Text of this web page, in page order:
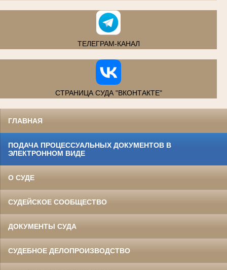
ТЕЛЕГРАМ-КАНАЛ
СТРАНИЦА СУДА "ВКОНТАКТЕ"
ГЛАВНАЯ
ПОДАЧА ПРОЦЕССУАЛЬНЫХ ДОКУМЕНТОВ В
ЭЛЕКТРОННОМ ВИДЕ
О СУДЕ
СУДЕЙСКОЕ СООБЩЕСТВО
ДОКУМЕНТЫ СУДА
СУДЕБНОЕ ДЕЛОПРОИЗВОДСТВО